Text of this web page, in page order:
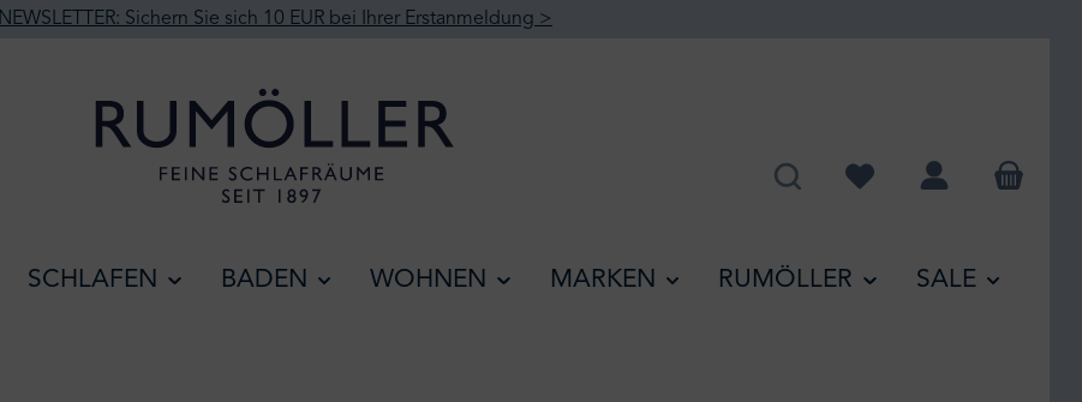
NEWSLETTER: Sichern Sie sich 10 EUR bei Ihrer Erstanmeldung >
Du hast 0 Produkte auf
SCHLAFEN BADEN WOHNEN MARKEN RUMÖLLER SALE